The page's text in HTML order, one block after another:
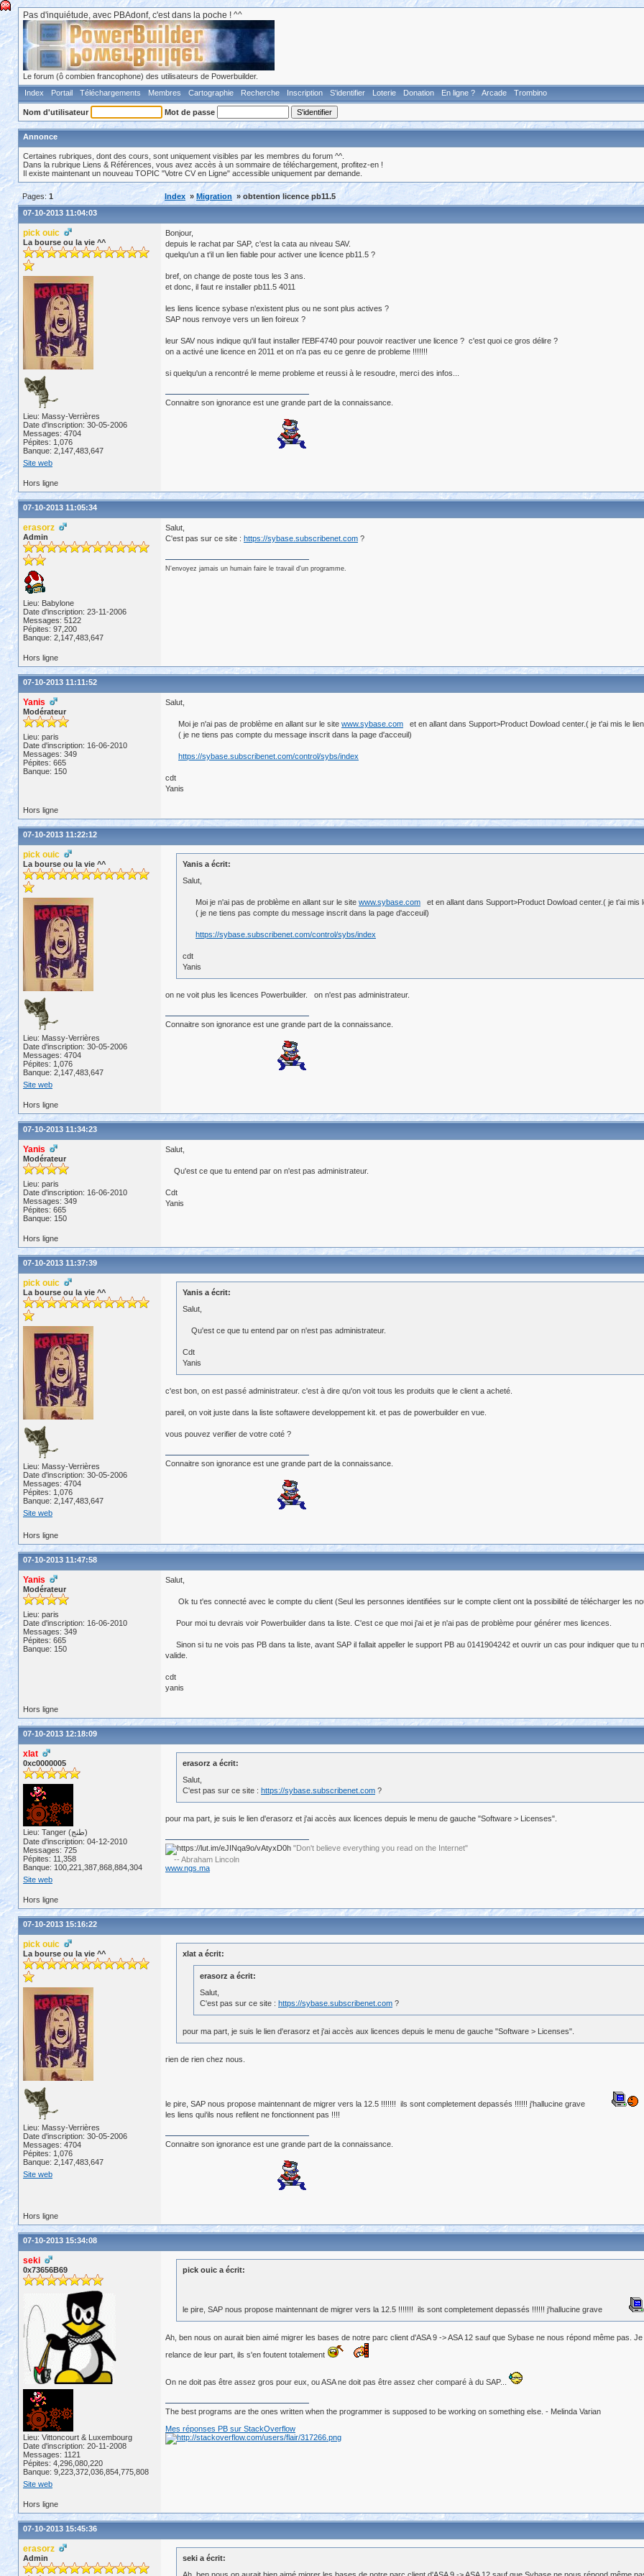
Pas d'inquiétude, avec PBAdonf, c'est dans la poche ! ^^
Le forum (ô combien francophone) des utilisateurs de Powerbuilder.
Index
Portail Téléchargements Membres Cartographie Recherche Inscription S'identifier Loterie Donation En ligne ? Arcade Trombino
Nom d'utilisateur Mot de passe
Annonce
Certaines rubriques, dont des cours, sont uniquement visibles par les membres du forum ^^.
Dans la rubrique Liens & Références, vous avez accès à un sommaire de téléchargement, profitez-en !
Il existe maintenant un nouveau TOPIC "Votre CV en Ligne" accessible uniquement par demande.
Pages: 1 Index » Migration » obtention licence pb11.5
07-10-2013 11:04:03
pick ouic
La bourse ou la vie ^^
Lieu: Massy-Verrières
Date d'inscription: 30-05-2006
Messages: 4704
Pépites: 1,076
Banque: 2,147,483,647
Site web
Bonjour,
depuis le rachat par SAP, c'est la cata au niveau SAV.
quelqu'un a t'il un lien fiable pour activer une licence pb11.5 ?
bref, on change de poste tous les 3 ans.
et donc, il faut re installer pb11.5 4011
les liens licence sybase n'existent plus ou ne sont plus actives ?
SAP nous renvoye vers un lien foireux ?
leur SAV nous indique qu'il faut installer l'EBF4740 pour pouvoir reactiver une licence ? c'est quoi ce gros délire ?
on a activé une licence en 2011 et on n'a pas eu ce genre de probleme !!!!!!!
si quelqu'un a rencontré le meme probleme et reussi à le resoudre, merci des infos...
Connaitre son ignorance est une grande part de la connaissance.
Hors ligne
07-10-2013 11:05:34
erasorz
Admin
Lieu: Babylone
Date d'inscription: 23-11-2006
Messages: 5122
Pépites: 97,200
Banque: 2,147,483,647
Salut,
C'est pas sur ce site : https://sybase.subscribenet.com ?
N'envoyez jamais un humain faire le travail d'un programme.
Hors ligne
07-10-2013 11:11:52
Yanis
Modérateur
Lieu: paris
Date d'inscription: 16-06-2010
Messages: 349
Pépites: 665
Banque: 150
Salut,
Moi je n'ai pas de problème en allant sur le site www.sybase.com et en allant dans Support>Product Dowload center.( je t'ai mis le
( je ne tiens pas compte du message inscrit dans la page d'acceuil)
https://sybase.subscribenet.com/control/sybs/index
cdt
Yanis
Hors ligne
07-10-2013 11:22:12
pick ouic
La bourse ou la vie ^^
Lieu: Massy-Verrières
Date d'inscription: 30-05-2006
Messages: 4704
Pépites: 1,076
Banque: 2,147,483,647
Site web
Yanis a écrit:
Salut,
Moi je n'ai pas de problème en allant sur le site www.sybase.com et en allant dans Support>Product Dowload center.( je t'ai mis
( je ne tiens pas compte du message inscrit dans la page d'acceuil)
https://sybase.subscribenet.com/control/sybs/index
cdt
Yanis
on ne voit plus les licences Powerbuilder. on n'est pas administrateur.
Connaitre son ignorance est une grande part de la connaissance.
Hors ligne
07-10-2013 11:34:23
Yanis
Modérateur
Lieu: paris
Date d'inscription: 16-06-2010
Messages: 349
Pépites: 665
Banque: 150
Salut,
Qu'est ce que tu entend par on n'est pas administrateur.
Cdt
Yanis
Hors ligne
07-10-2013 11:37:39
pick ouic
La bourse ou la vie ^^
Lieu: Massy-Verrières
Date d'inscription: 30-05-2006
Messages: 4704
Pépites: 1,076
Banque: 2,147,483,647
Site web
Yanis a écrit:
Salut,
Qu'est ce que tu entend par on n'est pas administrateur.
Cdt
Yanis
c'est bon, on est passé administrateur. c'est à dire qu'on voit tous les produits que le client a acheté.
pareil, on voit juste dans la liste softawere developpement kit. et pas de powerbuilder en vue.
vous pouvez verifier de votre coté ?
Connaitre son ignorance est une grande part de la connaissance.
Hors ligne
07-10-2013 11:47:58
Yanis
Modérateur
Lieu: paris
Date d'inscription: 16-06-2010
Messages: 349
Pépites: 665
Banque: 150
Salut,
Ok tu t'es connecté avec le compte du client (Seul les personnes identifiées sur le compte client ont la possibilité de télécharger les
Pour moi tu devrais voir Powerbuilder dans ta liste. C'est ce que moi j'ai et je n'ai pas de problème pour générer mes licences.
Sinon si tu ne vois pas PB dans ta liste, avant SAP il fallait appeller le support PB au 0141904242 et ouvrir un cas pour indiquer que
valide.
cdt
yanis
Hors ligne
07-10-2013 12:18:09
xlat
0xc0000005
Lieu: Tanger (طنج)
Date d'inscription: 04-12-2010
Messages: 725
Pépites: 11,358
Banque: 100,221,387,868,884,304
Site web
erasorz a écrit:
Salut,
C'est pas sur ce site : https://sybase.subscribenet.com ?
pour ma part, je suis le lien d'erasorz et j'ai accès aux licences depuis le menu de gauche "Software > Licenses".
"Don't believe everything you read on the Internet"
-- Abraham Lincoln
www.ngs.ma
Hors ligne
07-10-2013 15:16:22
pick ouic
La bourse ou la vie ^^
Lieu: Massy-Verrières
Date d'inscription: 30-05-2006
Messages: 4704
Pépites: 1,076
Banque: 2,147,483,647
Site web
xlat a écrit:
erasorz a écrit:
Salut,
C'est pas sur ce site : https://sybase.subscribenet.com ?
pour ma part, je suis le lien d'erasorz et j'ai accès aux licences depuis le menu de gauche "Software > Licenses".
rien de rien chez nous.
le pire, SAP nous propose maintennant de migrer vers la 12.5 !!!!!!! ils sont completement depassés !!!!!! j'hallucine grave
les liens qui'ils nous refilent ne fonctionnent pas !!!!
Connaitre son ignorance est une grande part de la connaissance.
Hors ligne
07-10-2013 15:34:08
seki
0x73656B69
Lieu: Vittoncourt & Luxembourg
Date d'inscription: 20-11-2008
Messages: 1121
Pépites: 4,296,080,220
Banque: 9,223,372,036,854,775,808
Site web
pick ouic a écrit:
le pire, SAP nous propose maintennant de migrer vers la 12.5 !!!!!!! ils sont completement depassés !!!!!! j'hallucine grave
Ah, ben nous on aurait bien aimé migrer les bases de notre parc client d'ASA 9 -> ASA 12 sauf que Sybase ne nous répond même pas.
relance de leur part, ils s'en foutent totalement
On ne doit pas être assez gros pour eux, ou ASA ne doit pas être assez cher comparé à du SAP...
The best programs are the ones written when the programmer is supposed to be working on something else. - Melinda Varian
Mes réponses PB sur StackOverflow
Hors ligne
07-10-2013 15:45:36
erasorz
Admin
seki a écrit: